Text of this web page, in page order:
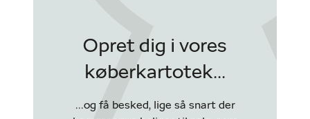
Opret dig i vores
køberkartotek...
...og få besked, lige så snart der